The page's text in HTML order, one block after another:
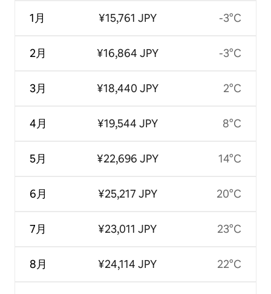
1月
2月
3月
4月
5月
6月
7月
8月
¥15,761 JPY
¥16,864 JPY
¥18,440 JPY
¥19,544 JPY
¥22,696 JPY
¥25,217 JPY
¥23,011 JPY
¥24,114 JPY
-3°C
-3°C
2°C
8°C
14°C
20°C
23°C
22°C